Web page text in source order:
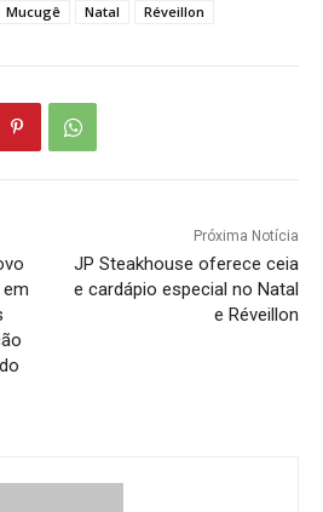
Mucugê Natal Réveillon
em
Próxima Notícia
JP Steakhouse oferece ceia
e cardápio especial no Natal
e Réveillon